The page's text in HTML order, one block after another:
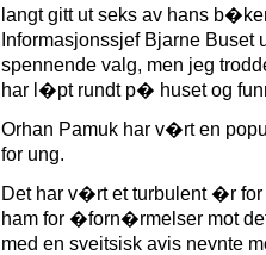
langt gitt ut seks av hans
Informasjonssjef Bjarne
spennende valg, men jeg
har l�pt rundt p� huset og
Orhan Pamuk har v�rt en
for ung.
Det har v�rt et turbulent �r for
ham for �forn�rmelser mot
med en sveitsisk avis nevnte